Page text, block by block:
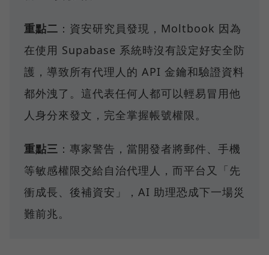
重點二 ：資安研究員發現，Moltbook 因為
在使用 Supabase 系統時沒有設定好安全防
護，導致所有代理人的 API 金鑰和驗證資料
都外洩了。這代表任何人都可以輕易冒用他
人身分來發文，完全掌握帳號權限。
重點三 ：專家警告，當開發者將郵件、手機
等敏感權限交給自治代理人，而平台又「先
衝成長、後補資安」，AI 助理恐成下一場災
難前兆。